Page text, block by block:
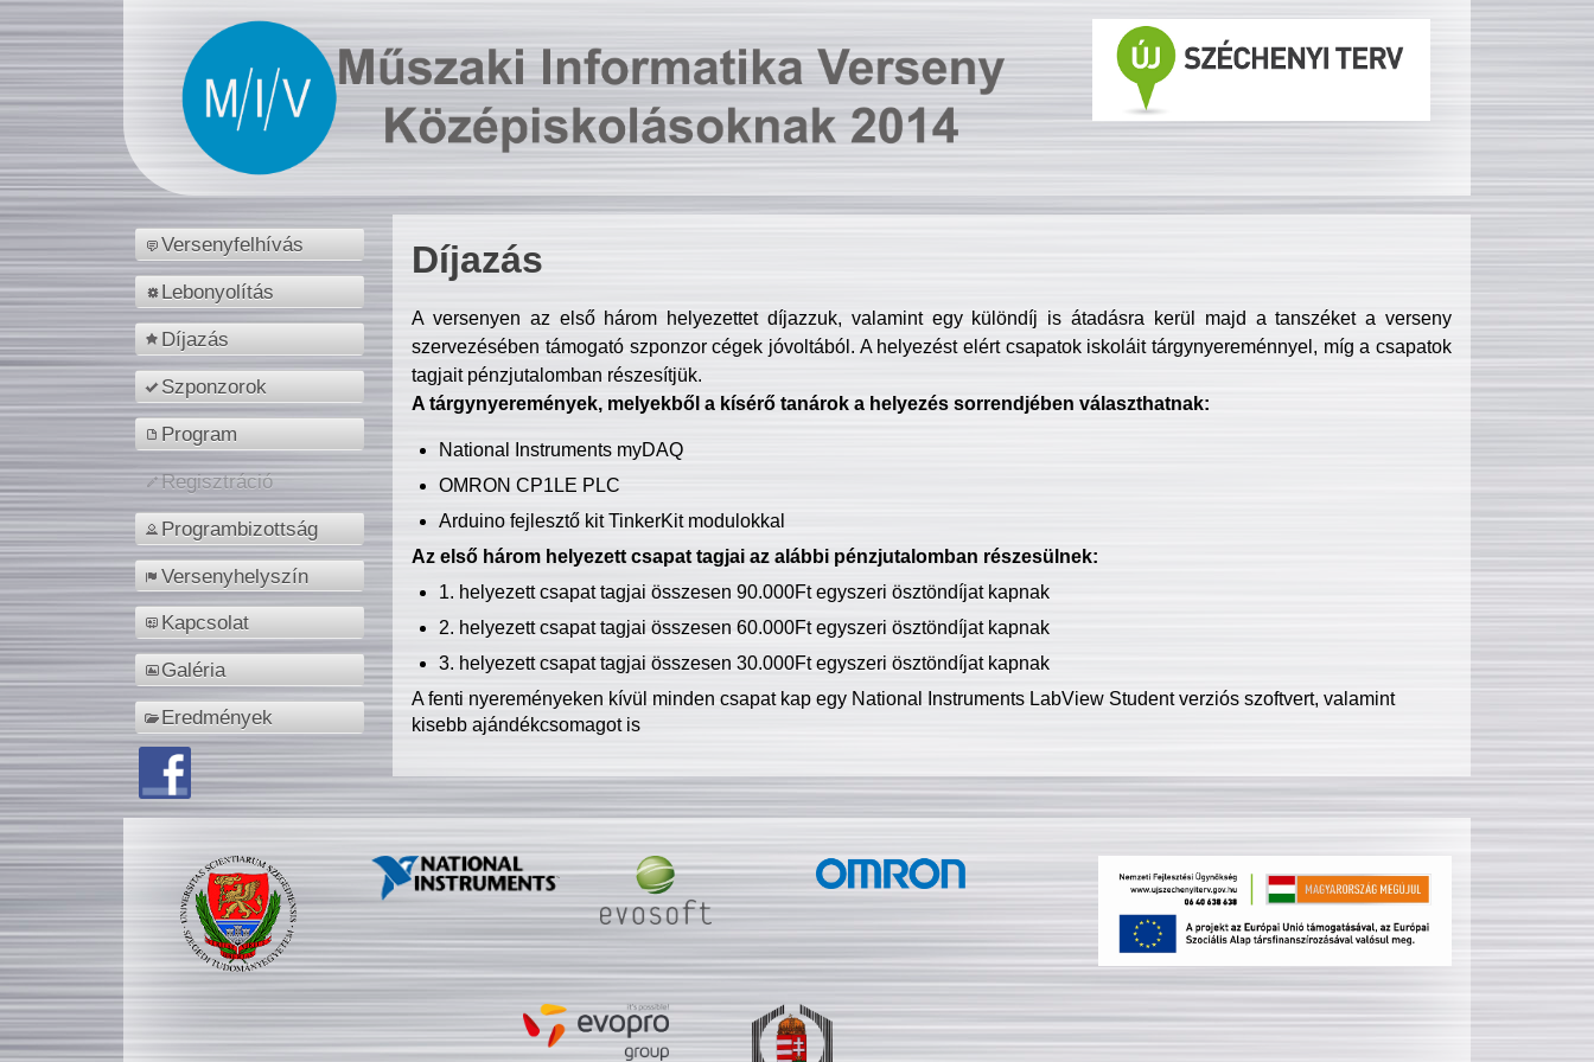
Versenyfelhívás
Lebonyolítás
Díjazás
Szponzorok
Program
Regisztráció
Programbizottság
Versenyhelyszín
Kapcsolat
Galéria
Eredmények
Díjazás
A versenyen az első három helyezettet díjazzuk, valamint egy különdíj is átadásra kerül majd a tanszéket a verseny
szervezésében támogató szponzor cégek jóvoltából. A helyezést elért csapatok iskoláit tárgynyereménnyel, míg a csapatok
tagjait pénzjutalomban részesítjük.
A tárgynyeremények, melyekből a kísérő tanárok a helyezés sorrendjében választhatnak:
National Instruments myDAQ
OMRON CP1LE PLC
Arduino fejlesztő kit TinkerKit modulokkal
Az első három helyezett csapat tagjai az alábbi pénzjutalomban részesülnek:
1. helyezett csapat tagjai összesen 90.000Ft egyszeri ösztöndíjat kapnak
2. helyezett csapat tagjai összesen 60.000Ft egyszeri ösztöndíjat kapnak
3. helyezett csapat tagjai összesen 30.000Ft egyszeri ösztöndíjat kapnak
A fenti nyereményeken kívül minden csapat kap egy National Instruments LabView Student verziós szoftvert, valamint
kisebb ajándékcsomagot is